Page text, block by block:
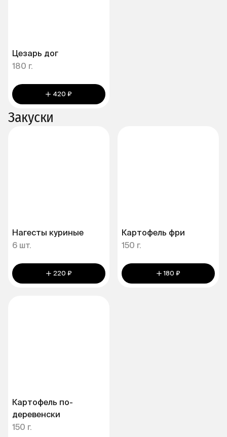
Цезарь дог
180 г.
420 ₽
Закуски
Нагесты куриные
6 шт.
220 ₽
Картофель фри
150 г.
180 ₽
Картофель по-
деревенски
150 г.